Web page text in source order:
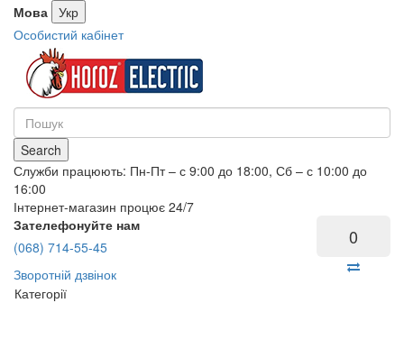
Мова Укр
Особистий кабінет
Search
Служби працюють: Пн-Пт – с 9:00 до 18:00, Сб – с 10:00 до
16:00
Інтернет-магазин процює 24/7
Зателефонуйте нам
(068) 714-55-45
Зворотній дзвінок
0
Категорії